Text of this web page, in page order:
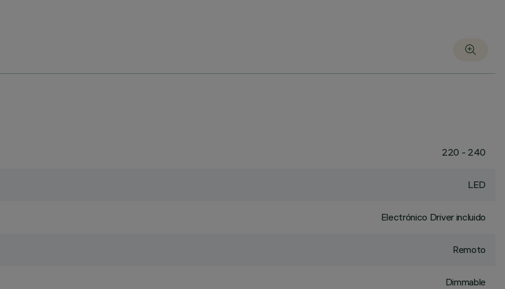
220 - 240
LED
Electrónico Driver incluido
Remoto
Dimmable